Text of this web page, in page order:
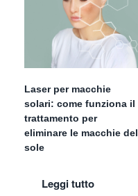
Laser per macchie
solari: come funziona il
trattamento per
eliminare le macchie del
sole
Leggi tutto